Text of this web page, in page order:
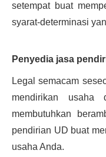
setempat buat
syarat-determinasi
Penyedia jasa
Legal semacam
mendirikan
membutuhkan
pendirian UD buat
usaha Anda.